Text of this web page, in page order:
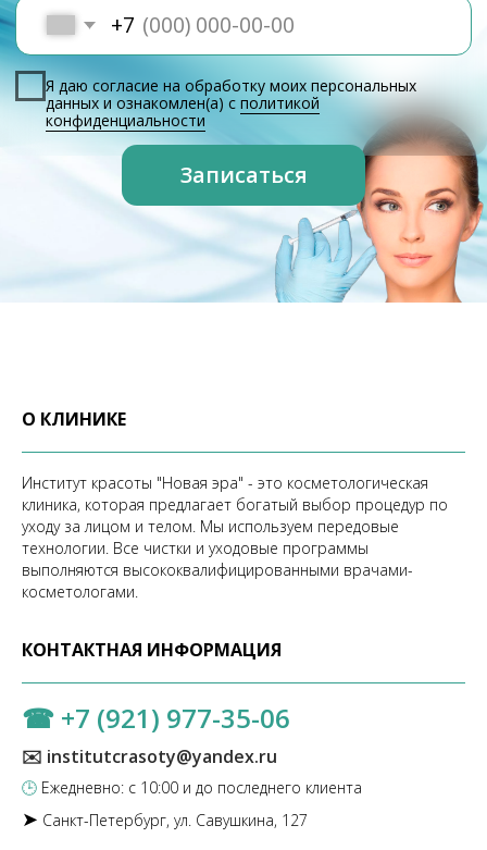
О КЛИНИКЕ
Институт красоты "Новая эра" - это косметологическая
клиника, которая предлагает богатый выбор процедур по
уходу за лицом и телом. Мы используем передовые
технологии. Все чистки и уходовые программы
выполняются высококвалифицированными врачами-
косметологами.
КОНТАКТНАЯ ИНФОРМАЦИЯ
☎ +7 (921) 977-35-06
✉️ institutcrasoty@yandex.ru
🕒 Ежедневно: с 10:00 и до последнего клиента
➤ Санкт-Петербург, ул. Савушкина, 127